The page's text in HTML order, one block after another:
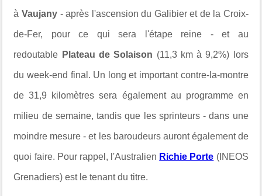
à Vaujany - après l'ascension du Galibier et de la Croix-
de-Fer, pour ce qui sera l'étape reine - et au
redoutable Plateau de Solaison (11,3 km à 9,2%) lors
du week-end final. Un long et important contre-la-montre
de 31,9 kilomètres sera également au programme en
milieu de semaine, tandis que les sprinteurs - dans une
moindre mesure - et les baroudeurs auront également de
quoi faire. Pour rappel, l'Australien Richie Porte (INEOS
Grenadiers) est le tenant du titre.